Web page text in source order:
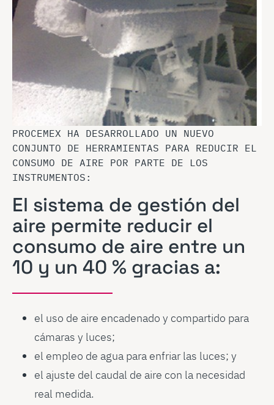
PROCEMEX HA DESARROLLADO UN NUEVO
CONJUNTO DE HERRAMIENTAS PARA REDUCIR EL
CONSUMO DE AIRE POR PARTE DE LOS
INSTRUMENTOS:
El sistema de gestión del
aire permite reducir el
consumo de aire entre un
10 y un 40 % gracias a:
el uso de aire encadenado y compartido para
cámaras y luces;
el empleo de agua para enfriar las luces; y
el ajuste del caudal de aire con la necesidad
real medida.